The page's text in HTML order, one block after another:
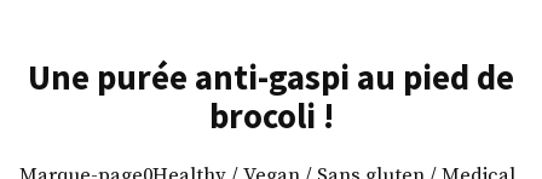
pour
booster
Une purée anti-gaspi au pied de
brocoli !